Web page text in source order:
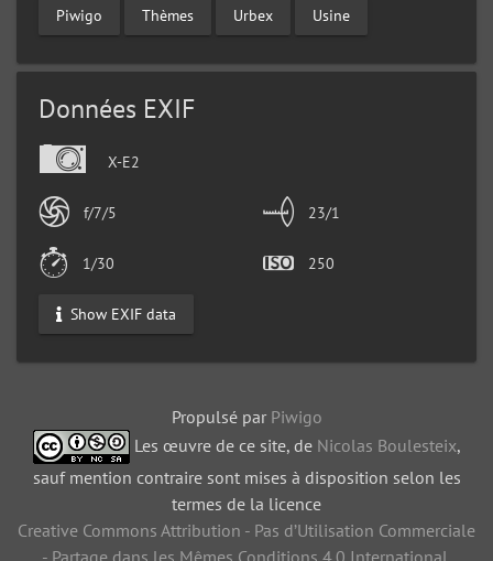
Piwigo Thèmes Urbex Usine
Données EXIF
X-E2
f/7/5 23/1
1/30 250
Show EXIF data
Propulsé par Piwigo
Les œuvre de ce site, de Nicolas Boulesteix,
sauf mention contraire sont mises à disposition selon les
termes de la licence
Creative Commons Attribution - Pas d’Utilisation Commerciale
- Partage dans les Mêmes Conditions 4.0 International